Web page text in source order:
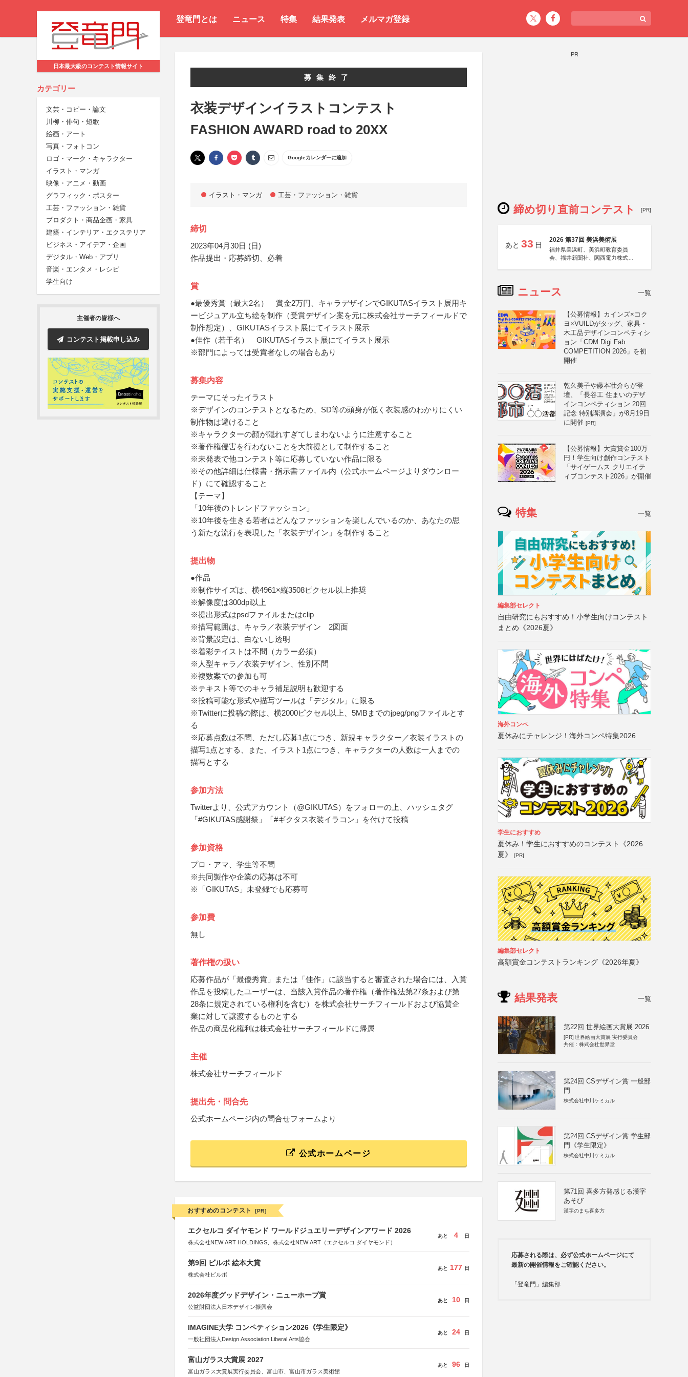
登竜門とは ニュース 特集 結果発表 メルマガ登録
日本最大級のコンテスト情報サイト
カテゴリー
文芸・コピー・論文
川柳・俳句・短歌
絵画・アート
写真・フォトコン
ロゴ・マーク・キャラクター
イラスト・マンガ
映像・アニメ・動画
グラフィック・ポスター
工芸・ファッション・雑貨
プロダクト・商品企画・家具
建築・インテリア・エクステリア
ビジネス・アイデア・企画
デジタル・Web・アプリ
音楽・エンタメ・レシピ
学生向け
主催者の皆様へ
コンテスト掲載申し込み
募集終了
衣装デザインイラストコンテスト
FASHION AWARD road to 20XX
Googleカレンダーに追加
イラスト・マンガ 工芸・ファッション・雑貨
締切
2023年04月30日 (日)
作品提出・応募締切、必着
賞
●最優秀賞（最大2名） 賞金2万円、キャラデザインでGIKUTASイラスト展用キ
ービジュアル立ち絵を制作（受賞デザイン案を元に株式会社サーチフィールドで
制作想定）、GIKUTASイラスト展にてイラスト展示
●佳作（若干名） GIKUTASイラスト展にてイラスト展示
※部門によっては受賞者なしの場合もあり
募集内容
テーマにそったイラスト
※デザインのコンテストとなるため、SD等の頭身が低く衣装感のわかりにくい
制作物は避けること
※キャラクターの顔が隠れすぎてしまわないように注意すること
※著作権侵害を行わないことを大前提として制作すること
※未発表で他コンテスト等に応募していない作品に限る
※その他詳細は仕様書・指示書ファイル内（公式ホームページよりダウンロー
ド）にて確認すること
【テーマ】
「10年後のトレンドファッション」
※10年後を生きる若者はどんなファッションを楽しんでいるのか、あなたの思
う新たな流行を表現した「衣装デザイン」を制作すること
提出物
●作品
※制作サイズは、横4961×縦3508ピクセル以上推奨
※解像度は300dpi以上
※提出形式はpsdファイルまたはclip
※描写範囲は、キャラ／衣装デザイン 2図面
※背景設定は、白ないし透明
※着彩テイストは不問（カラー必須）
※人型キャラ／衣装デザイン、性別不問
※複数案での参加も可
※テキスト等でのキャラ補足説明も歓迎する
※投稿可能な形式や描写ツールは「デジタル」に限る
※Twitterに投稿の際は、横2000ピクセル以上、5MBまでのjpeg/pngファイルとす
る
※応募点数は不問、ただし応募1点につき、新規キャラクター／衣装イラストの
描写1点とする、また、イラスト1点につき、キャラクターの人数は一人までの
描写とする
参加方法
Twitterより、公式アカウント（@GIKUTAS）をフォローの上、ハッシュタグ
「#GIKUTAS感謝祭」「#ギクタス衣装イラコン」を付けて投稿
参加資格
プロ・アマ、学生等不問
※共同製作や企業の応募は不可
※「GIKUTAS」未登録でも応募可
参加費
無し
著作権の扱い
応募作品が「最優秀賞」または「佳作」に該当すると審査された場合には、入賞
作品を投稿したユーザーは、当該入賞作品の著作権（著作権法第27条および第
28条に規定されている権利を含む）を株式会社サーチフィールドおよび協賛企
業に対して譲渡するものとする
作品の商品化権利は株式会社サーチフィールドに帰属
主催
株式会社サーチフィールド
提出先・問合先
公式ホームページ内の問合せフォームより
公式ホームページ
おすすめのコンテスト [PR]
エクセルコ ダイヤモンド ワールドジュエリーデザインアワード 2026
株式会社NEW ART HOLDINGS、株式会社NEW ART（エクセルコ ダイヤモンド）
あと 4 日
第9回 ビルボ 絵本大賞
株式会社ビルボ
あと 177 日
2026年度グッドデザイン・ニューホープ賞
公益財団法人日本デザイン振興会
あと 10 日
IMAGINE大学 コンペティション2026《学生限定》
一般社団法人Design Association Liberal Arts協会
あと 24 日
富山ガラス大賞展 2027
富山ガラス大賞展実行委員会、富山市、富山市ガラス美術館
あと 96 日
PR
締め切り直前コンテスト [PR]
あと 33 日
2026 第37回 美浜美術展
福井県美浜町、美浜町教育委員
会、福井新聞社、関西電力株式会
ニュース 一覧
【公募情報】カインズ×コク
ヨ×VUILDがタッグ、家具・
木工品デザインコンペティシ
ョン「CDM Digi Fab
COMPETITION 2026」を初
開催
乾久美子や藤本壮介らが登
壇、「長谷工 住まいのデザ
インコンペティション 20回
記念 特別講演会」が8月19日
に開催 [PR]
【公募情報】大賞賞金100万
円！学生向け創作コンテスト
「サイゲームス クリエイテ
ィブコンテスト2026」が開催
特集 一覧
編集部セレクト
自由研究にもおすすめ！小学生向けコンテスト
まとめ《2026夏》
海外コンペ
夏休みにチャレンジ！海外コンペ特集2026
学生におすすめ
夏休み！学生におすすめのコンテスト《2026
夏》
[PR]
編集部セレクト
高額賞金コンテストランキング《2026年夏》
結果発表 一覧
第22回 世界絵画大賞展 2026
[PR] 世界絵画大賞展 実行委員会
共催：株式会社世界堂
第24回 CSデザイン賞 一般部
門
株式会社中川ケミカル
第24回 CSデザイン賞 学生部
門《学生限定》
株式会社中川ケミカル
第71回 喜多方発感じる漢字
あそび
漢字のまち喜多方
応募される際は、必ず公式ホームページにて
最新の開催情報をご確認ください。
「登竜門」編集部